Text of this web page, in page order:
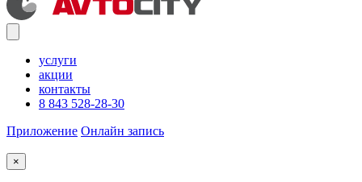
услуги
акции
контакты
8 843 528-28-30
Приложение Онлайн запись
×